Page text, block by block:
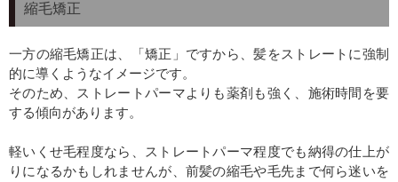
縮毛矯正
一方の縮毛矯正は、「矯正」ですから、髪をストレートに強制
的に導くようなイメージです。
そのため、ストレートパーマよりも薬剤も強く、施術時間を要
する傾向があります。
軽いくせ毛程度なら、ストレートパーマ程度でも納得の仕上が
りになるかもしれませんが、前髪の縮毛や毛先まで何ら迷いを